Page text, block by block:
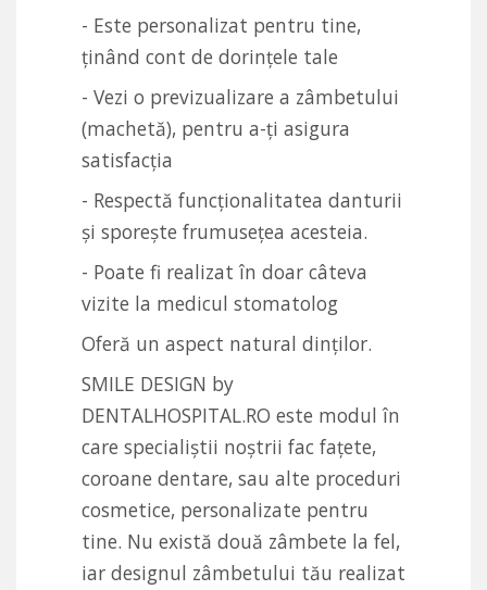
- Este personalizat pentru tine,
ținând cont de dorințele tale
- Vezi o previzualizare a zâmbetului
(machetă), pentru a-ți asigura
satisfacția
- Respectă funcționalitatea danturii
și sporește frumusețea acesteia.
- Poate fi realizat în doar câteva
vizite la medicul stomatolog
Oferă un aspect natural dinților.
SMILE DESIGN by
DENTALHOSPITAL.RO este modul în
care specialiștii noștrii fac fațete,
coroane dentare, sau alte proceduri
cosmetice, personalizate pentru
tine. Nu există două zâmbete la fel,
iar designul zâmbetului tău realizat